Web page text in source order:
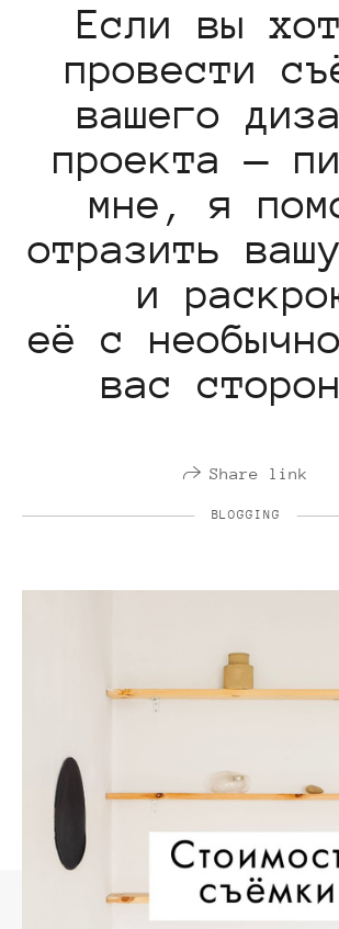
Если вы
провести
вашего
проекта —
мне, я
отразить
и
её с
вас
Share link
BLOGGING